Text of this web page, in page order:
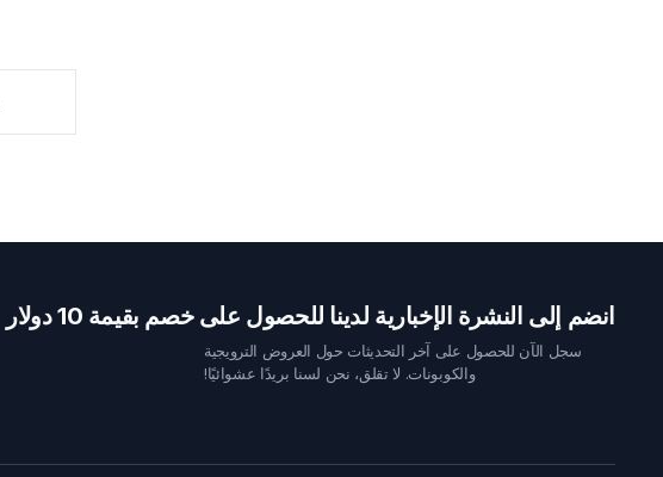
انضم إلى النشرة الإخبارية لدينا للحصول على خصم بقيمة 10 دولار
سجل الآن للحصول على آخر التحديثات حول العروض الترويجية
والكوبونات. لا تقلق، نحن لسنا بريدًا عشوائيًا!